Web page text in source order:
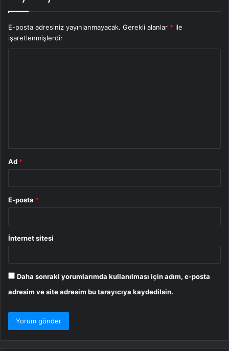
E-posta adresiniz yayınlanmayacak. Gerekli alanlar * ile
işaretlenmişlerdir
Ad *
E-posta *
İnternet sitesi
Daha sonraki yorumlarımda kullanılması için adım, e-posta
adresim ve site adresim bu tarayıcıya kaydedilsin.